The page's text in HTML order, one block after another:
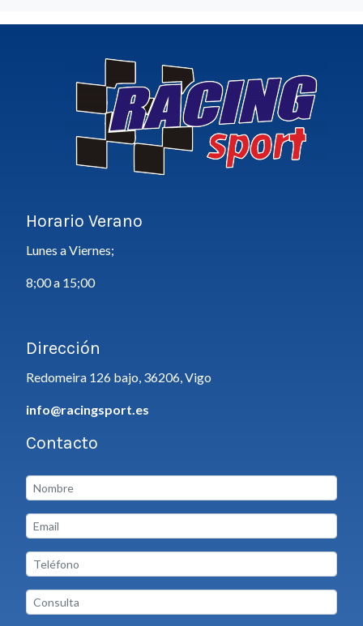
Horario Verano
Lunes a Viernes;
8;00 a 15;00
Dirección
Redomeira 126 bajo, 36206, Vigo
info@racingsport.es
Contacto